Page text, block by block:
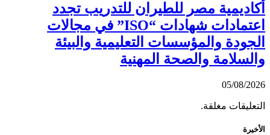
أكاديمية مصر للطيران للتدريب تجدد
اعتمادات شهادات “ISO” في مجالات
الجودة والمؤسسات التعليمية والبيئة
والسلامة والصحة المهنية
05/08/2026
التعليقات مغلقة.
الأخيرة